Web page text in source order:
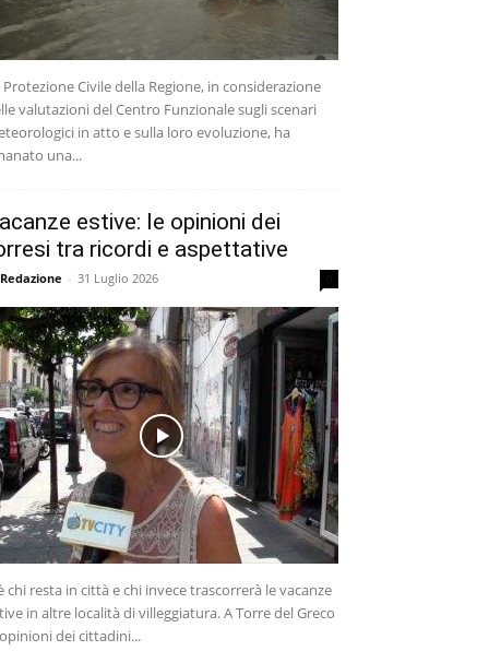
Protezione Civile della Regione, in considerazione
valutazioni del Centro Funzionale sugli scenari
in atto e sulla loro evoluzione, ha
una...
estive: le opinioni dei
tra ricordi e aspettative
- 31 Luglio 2026
chi resta in città e chi invece trascorrerà le vacanze
in altre località di villeggiatura. A Torre del Greco
dei cittadini...